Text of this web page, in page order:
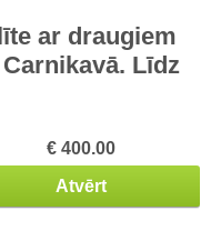
ar draugiem
Līdz
€ 400.00
Atvērt